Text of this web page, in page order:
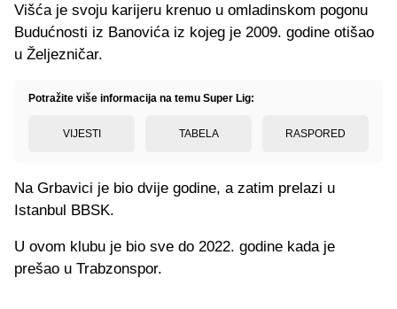
Višća je svoju karijeru krenuo u omladinskom pogonu
Budućnosti iz Banovića iz kojeg je 2009. godine otišao
u Željezničar.
Potražite više informacija na temu Super Lig:
VIJESTI TABELA RASPORED
Na Grbavici je bio dvije godine, a zatim prelazi u
Istanbul BBSK.
U ovom klubu je bio sve do 2022. godine kada je
prešao u Trabzonspor.